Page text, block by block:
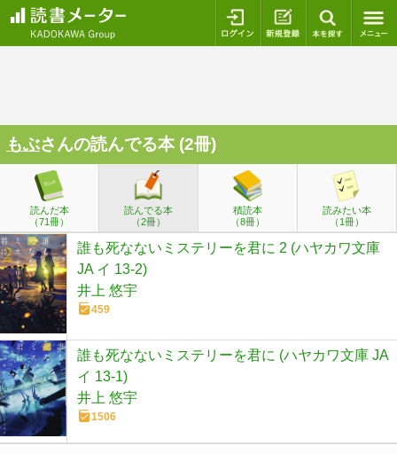
ログイン 新規登録
もぶさんの読んでる本 (2冊)
読んだ本
（71冊）
読んでる本
（2冊）
積読本
（8冊）
読みたい本
（1冊）
誰も死なないミステリーを君に 2 (ハヤカワ文庫
JA イ 13-2)
井上 悠宇
459
誰も死なないミステリーを君に (ハヤカワ文庫 JA
イ 13-1)
井上 悠宇
1506